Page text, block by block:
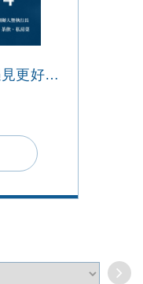
2021【管理講座】遇見更好的自己